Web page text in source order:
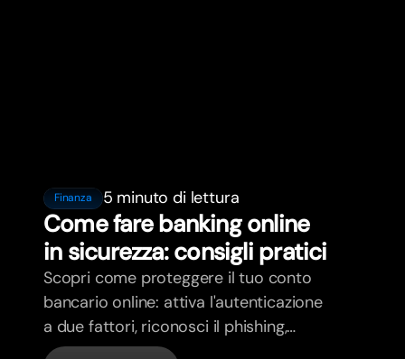
Finanza 5 minuto di lettura
Come fare banking online
in sicurezza: consigli pratici
Scopri come proteggere il tuo conto
bancario online: attiva l'autenticazione
a due fattori, riconosci il phishing,
gestisci le tue carte e scopri come